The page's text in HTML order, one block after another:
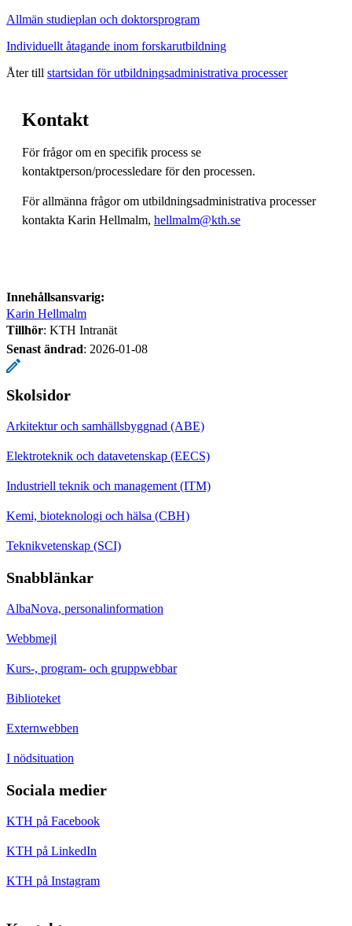
Allmän studieplan och doktorsprogram
Individuellt åtagande inom forskarutbildning
Åter till startsidan för utbildningsadministrativa processer
Kontakt
För frågor om en specifik process se
kontaktperson/processledare för den processen.
För allmänna frågor om utbildningsadministrativa processer
kontakta Karin Hellmalm, hellmalm@kth.se
Innehållsansvarig:
Karin Hellmalm
Tillhör: KTH Intranät
Senast ändrad: 2026-01-08
Skolsidor
Arkitektur och samhällsbyggnad (ABE)
Elektroteknik och datavetenskap (EECS)
Industriell teknik och management (ITM)
Kemi, bioteknologi och hälsa (CBH)
Teknikvetenskap (SCI)
Snabblänkar
AlbaNova, personalinformation
Webbmejl
Kurs-, program- och gruppwebbar
Biblioteket
Externwebben
I nödsituation
Sociala medier
KTH på Facebook
KTH på LinkedIn
KTH på Instagram